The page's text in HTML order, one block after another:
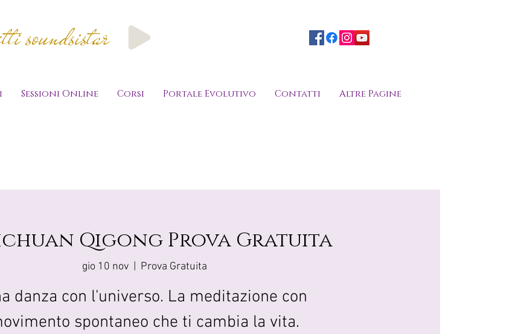
soundsistar
Sessioni Online Corsi Portale Evolutivo Contatti Altre Pagine
Qigong Prova Gratuita
gio 10 nov
  |
Prova Gratuita
danza con l'universo. La meditazione con
spontaneo che ti cambia la vita.